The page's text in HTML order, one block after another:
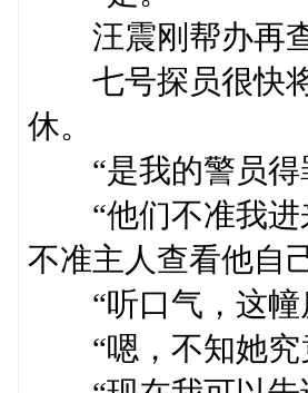
汪震刚帮办再查
七号探员很快将
休。
“是我的警员得
“他们不准我进
不准主人查看他自
“听口气，这幢
“嗯，不知她究